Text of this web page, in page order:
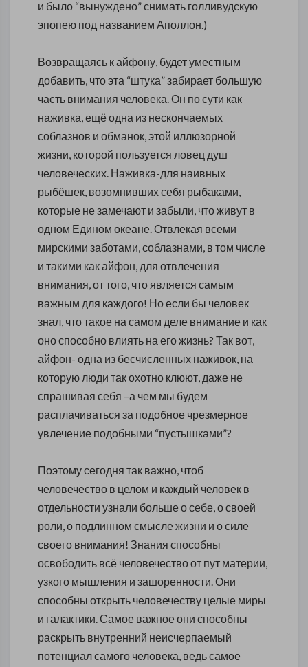
и было “вынуждено” снимать голливудскую
эпопею под названием Аполлон.)
Возвращаясь к айфону, будет уместным
добавить, что эта “штука” забирает большую
часть внимания человека. Он по сути как
наживка, ещё одна из нескончаемых
соблазнов и обманок, этой иллюзорной
жизни, которой пользуется ловец душ
человеческих. Наживка-для наивных
рыбёшек, возомнивших себя рыбаками,
которые не замечают и забыли, что живут в
одном Едином океане. Отвлекая всеми
мирскими заботами, соблазнами, в том числе
и такими как айфон, для отвлечения
внимания, от того, что является самым
важным для каждого! Но если бы человек
знал, что такое на самом деле внимание и как
оно способно влиять на его жизнь? Так вот,
айфон- одна из бесчисленных наживок, на
которую люди так охотно клюют, даже не
спрашивая себя –а чем мы будем
расплачиваться за подобное чрезмерное
увлечение подобными “пустышками”?
Поэтому сегодня так важно, чтоб
человечество в целом и каждый человек в
отдельности узнали больше о себе, о своей
роли, о подлинном смысле жизни и о силе
своего внимания! Знания способны
освободить всё человечество от пут материи,
узкого мышления и зашоренности. Они
способны открыть человечеству целые миры
и галактики. Самое важное они способны
раскрыть внутренний неисчерпаемый
потенциал самого человека, ведь самое